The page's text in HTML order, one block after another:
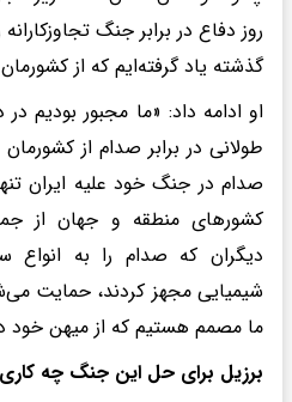
روز دفاع در برابر جنگ
گذشته یاد گرفته‌ایم که از
طولانی در برابر صدام از
صدام در جنگ خود علیه ایران
کشورهای منطقه و جهان از
دیگران که صدام را به انواع
شیمیایی مجهز کردند، حمایت
ما مصمم هستیم که از میهن خود
برزیل برای حل این جنگ چه